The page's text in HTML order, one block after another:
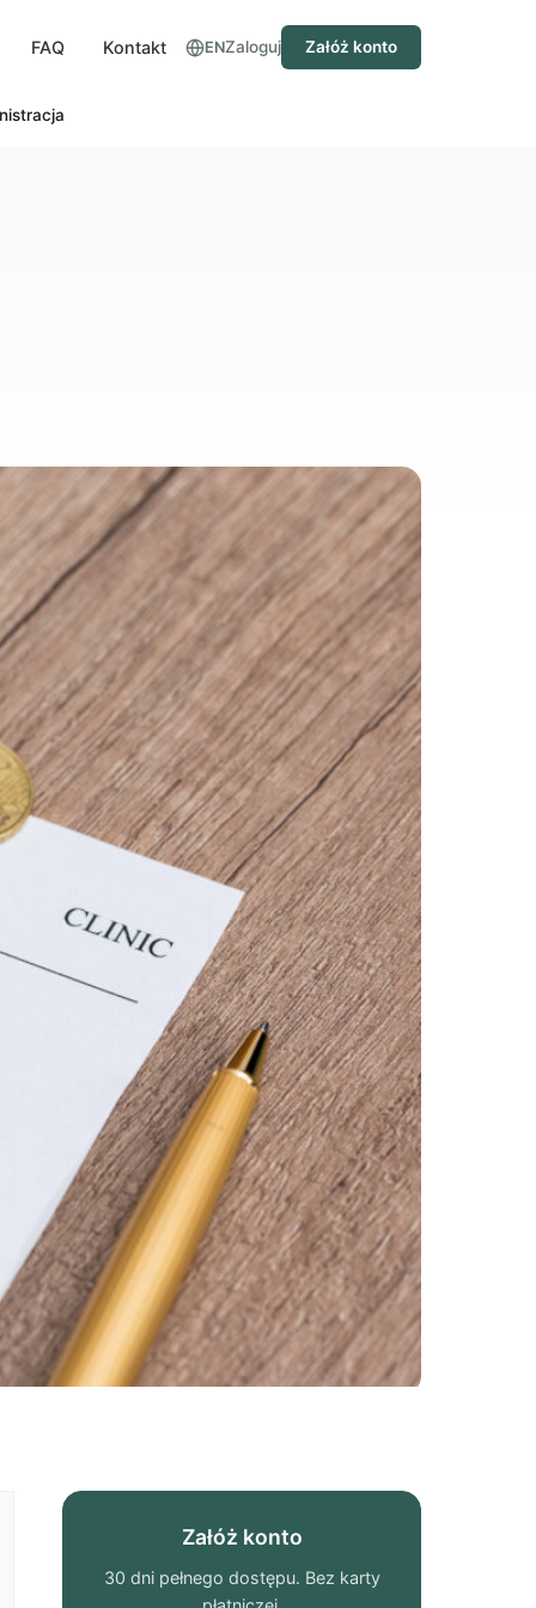
FAQ Kontakt ENZaloguj Załóż konto
Załóż konto
30 dni pełnego dostępu. Bez karty